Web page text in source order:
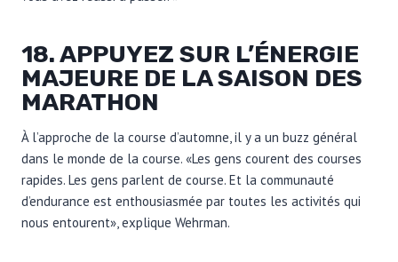
18. APPUYEZ SUR L’ÉNERGIE
MAJEURE DE LA SAISON DES
MARATHON
À l’approche de la course d’automne, il y a un buzz général
dans le monde de la course. «Les gens courent des courses
rapides. Les gens parlent de course. Et la communauté
d’endurance est enthousiasmée par toutes les activités qui
nous entourent», explique Wehrman.